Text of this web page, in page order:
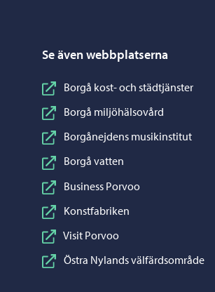
Se även webbplatserna
Borgå kost- och städtjänster
Borgå miljöhälsovård
Borgånejdens musikinstitut
Borgå vatten
Business Porvoo
Konstfabriken
Visit Porvoo
Östra Nylands välfärdsområde